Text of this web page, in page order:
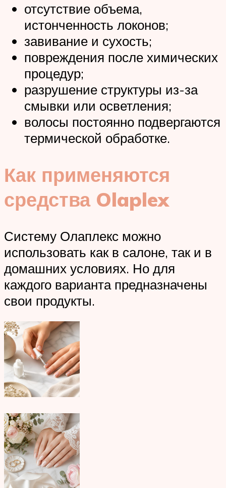
отсутствие объема,
истонченность локонов;
завивание и сухость;
повреждения после химических
процедур;
разрушение структуры из-за
смывки или осветления;
волосы постоянно подвергаются
термической обработке.
Как применяются
средства Olaplex
Систему Олаплекс можно
использовать как в салоне, так и в
домашних условиях. Но для
каждого варианта предназначены
свои продукты.